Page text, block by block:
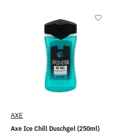
AXE
Axe Ice Chill Duschgel (250ml)